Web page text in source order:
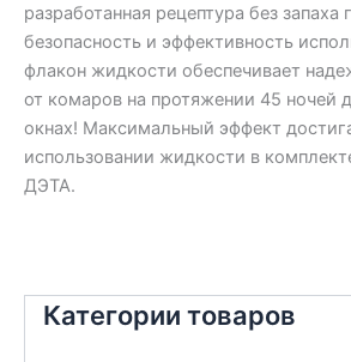
Категории товаров
разработанная рецептура без запаха
безопасность и эффективность
флакон жидкости обеспечивает
от комаров на протяжении 45 ночей
окнах! Максимальный эффект
использовании жидкости в
ДЭТА.